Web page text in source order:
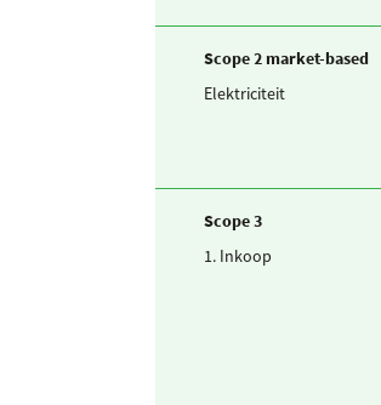
Scope 2 market-based
Elektriciteit
Scope 3
1. Inkoop